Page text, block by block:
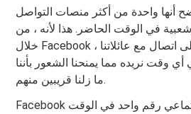
أنها واحدة من أكثر منصات التواصل
في الوقت الحاضر. هذا لأنه ، من
خلال Facebook ، يُسمح لنا بالبقاء على اتصال مع عائلاتنا
أي وقت نريده مما يمنحنا الشعور بأننا
ما زلنا قريبين منهم.
Facebook هو موقع التواصل الاجتماعي رقم واحد في الوقت